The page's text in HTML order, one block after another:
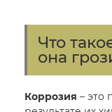
Что
она
Коррозия – это